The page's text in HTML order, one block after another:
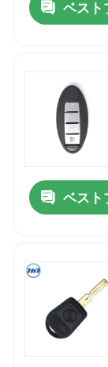
製品
ビデオ
ベスト
ベスト